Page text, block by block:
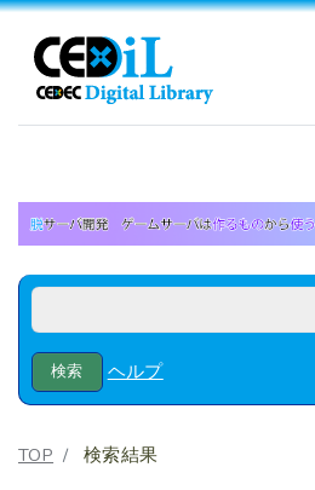
ヘルプ
TOP 検索結果